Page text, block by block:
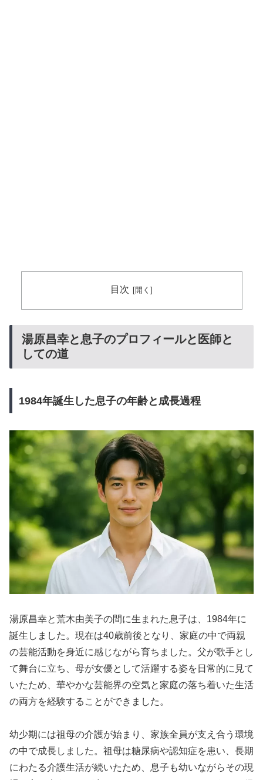
目次
湯原昌幸と息子のプロフィールと医師と
しての道
1984年誕生した息子の年齢と成長過程
湯原昌幸と荒木由美子の間に生まれた息子は、1984年に
誕生しました。現在は40歳前後となり、家庭の中で両親
の芸能活動を身近に感じながら育ちました。父が歌手とし
て舞台に立ち、母が女優として活躍する姿を日常的に見て
いたため、華やかな芸能界の空気と家庭の落ち着いた生活
の両方を経験することができました。
幼少期には祖母の介護が始まり、家族全員が支え合う環境
の中で成長しました。祖母は糖尿病や認知症を患い、長期
にわたる介護生活が続いたため、息子も幼いながらその現